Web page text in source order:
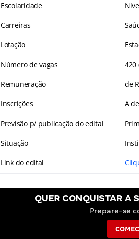
Escolaridade
Carreiras
Lotação
Número de vagas 420
Remuneração de
Inscrições A
Previsão p/ publicação do edital
Situação
Link do edital
QUER CONQUISTAR A
Prepare-se